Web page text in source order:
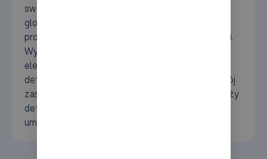
swoją działalność, aby sprostać rosnącemu
globalnemu zapotrzebowaniu na wysokiej jakości
produkty do pielęgnacji urody i stylizacji paznokci.
Wykorzystując silną obecność w handlu
elektronicznym i tworząc kluczowe partnerstwa
detaliczne, firma z powodzeniem zwiększyła swój
zasięg do ponad 1000 polskich punktów sprzedaży
detalicznej i 40 krajów na całym świecie,
umacniając swoją pozycję lidera w branży.